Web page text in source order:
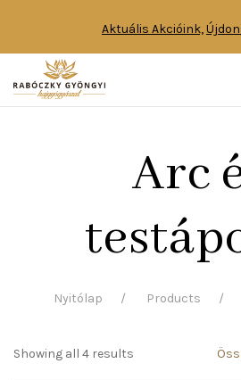
Arc
Nyitólap Products
Showing all 4 results
Aktuális Akcióink,